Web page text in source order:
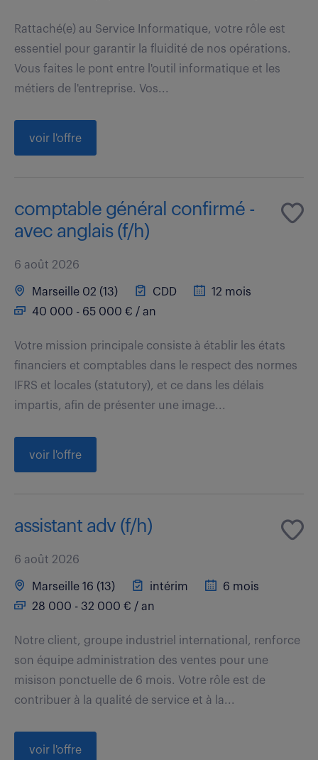
Rattaché(e) au Service Informatique, votre rôle est
essentiel pour garantir la fluidité de nos opérations.
Vous faites le pont entre l'outil informatique et les
métiers de l'entreprise. Vos...
voir l'offre
comptable général confirmé -
avec anglais (f/h)
6 août 2026
Marseille 02 (13) CDD
12 mois
40 000 - 65 000 € / an
Votre mission principale consiste à établir les états
financiers et comptables dans le respect des normes
IFRS et locales (statutory), et ce dans les délais
impartis, afin de présenter une image...
voir l'offre
assistant adv (f/h)
6 août 2026
Marseille 16 (13) intérim
6 mois
28 000 - 32 000 € / an
Notre client, groupe industriel international, renforce
son équipe administration des ventes pour une
misison ponctuelle de 6 mois. Votre rôle est de
contribuer à la qualité de service et à la...
voir l'offre